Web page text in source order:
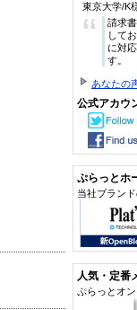
東京大学/K
“
請求
して
に対
す。
あなたの
公式アカウ
ぷらっとホ
当社ブラン
人気・定番
ぷらっとオ